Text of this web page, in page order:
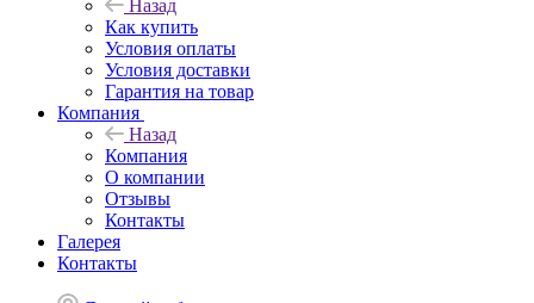
Назад
Как купить
Условия оплаты
Условия доставки
Гарантия на товар
Компания
Назад
Компания
О компании
Отзывы
Контакты
Галерея
Контакты